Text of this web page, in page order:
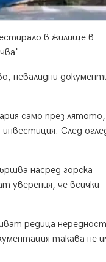
в жилище в
невалидни
само през лятото,
След
насред горска
уверения, че всички
редица
такава не